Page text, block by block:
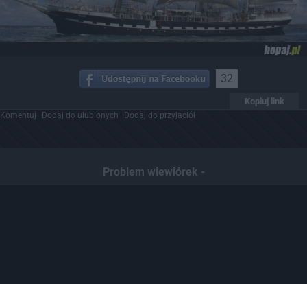
32
Kopiuj link
Komentuj Dodaj do ulubionych Dodaj do przyjaciół
Problem wiewiórek -